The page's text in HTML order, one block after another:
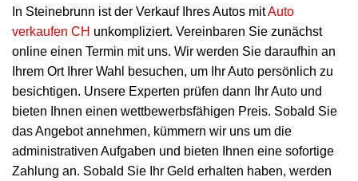
In Steinebrunn ist der Verkauf Ihres Autos mitAuto
verkaufen CH unkompliziert. Vereinbaren Sie zunächst
online einen Termin mit uns. Wir werden Sie daraufhin an
Ihrem Ort Ihrer Wahl besuchen, um Ihr Auto persönlich zu
besichtigen. Unsere Experten prüfen dann Ihr Auto und
bieten Ihnen einen wettbewerbsfähigen Preis. Sobald Sie
das Angebot annehmen, kümmern wir uns um die
administrativen Aufgaben und bieten Ihnen eine sofortige
Zahlung an. Sobald Sie Ihr Geld erhalten haben, werden